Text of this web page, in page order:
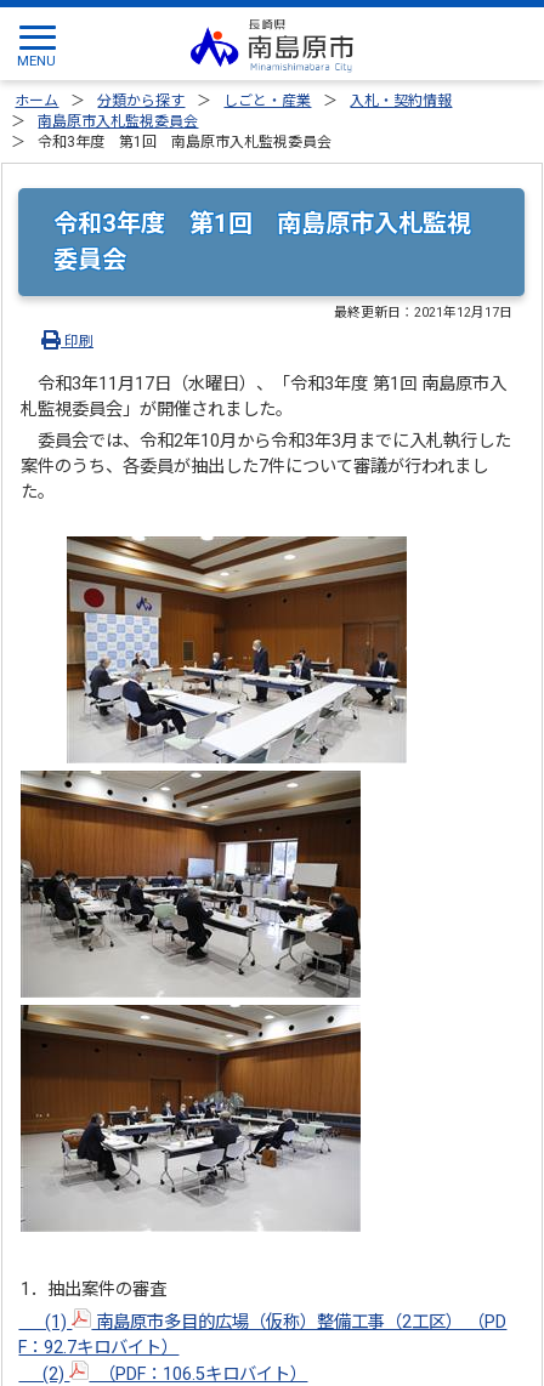
ホーム 分類から探す しごと・産業
入札・契約情報
南島原市入札監視委員会
令和3年度 第1回 南島原市入札監視委員会
令和3年度 第1回 南島原市入札監視
委員会
最終更新日：2021年12月17日
印刷
令和3年11月17日（水曜日）、「令和3年度 第1回 南島原市入
札監視委員会」が開催されました。
委員会では、令和2年10月から令和3年3月までに入札執行した
案件のうち、各委員が抽出した7件について審議が行われまし
た。
1．抽出案件の審査
(1)
南島原市多目的広場（仮称）整備工事（2工区） （PD
F：92.7キロバイト）
(2)
（PDF：106.5キロバイト）